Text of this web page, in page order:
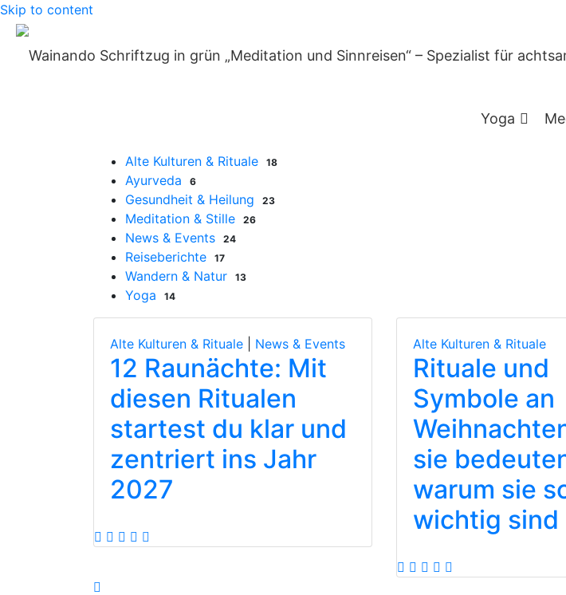
Skip to content
Yoga
Schlagwort:
Alte Kulturen & Rituale 18
Ayurveda 6
Gesundheit & Heilung 23
Meditation & Stille 26
News & Events 24
Reiseberichte 17
Wandern & Natur 13
Yoga 14
Alte Kulturen & Rituale News & Events
12 Raunächte: Mit
diesen Ritualen
startest du klar und
zentriert ins Jahr
2027
Alte Kulturen & Rituale
Rituale und
Symbole an
sie
warum sie
wichtig sind